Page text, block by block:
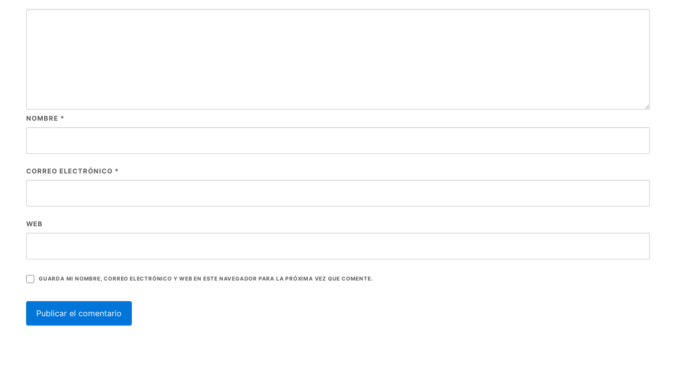
NOMBRE *
CORREO ELECTRÓNICO *
WEB
GUARDA MI NOMBRE, CORREO ELECTRÓNICO Y WEB EN ESTE NAVEGADOR PARA LA PRÓXIMA VEZ QUE COMENTE.